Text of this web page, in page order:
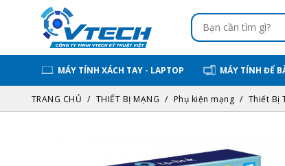
MÁY TÍNH XÁCH TAY - LAPTOP MÁY TÍNH ĐỂ
TRANG CHỦ THIẾT BỊ MẠNG Phụ kiện mạng Thiết Bị